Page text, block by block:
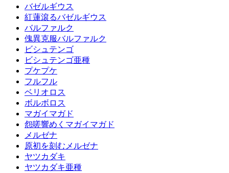
バゼルギウス
紅蓮滾るバゼルギウス
バルファルク
傀異克服バルファルク
ビシュテンゴ
ビシュテンゴ亜種
プケプケ
フルフル
ベリオロス
ボルボロス
マガイマガド
怨嗟響めくマガイマガド
メルゼナ
原初を刻むメルゼナ
ヤツカダキ
ヤツカダキ亜種